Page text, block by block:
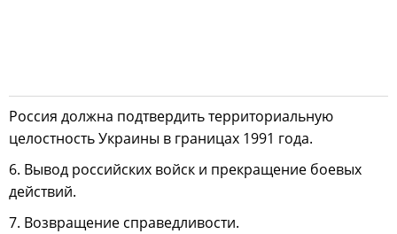
Россия должна подтвердить территориальную
целостность Украины в границах 1991 года.
6. Вывод российских войск и прекращение боевых
действий.
7. Возвращение справедливости.